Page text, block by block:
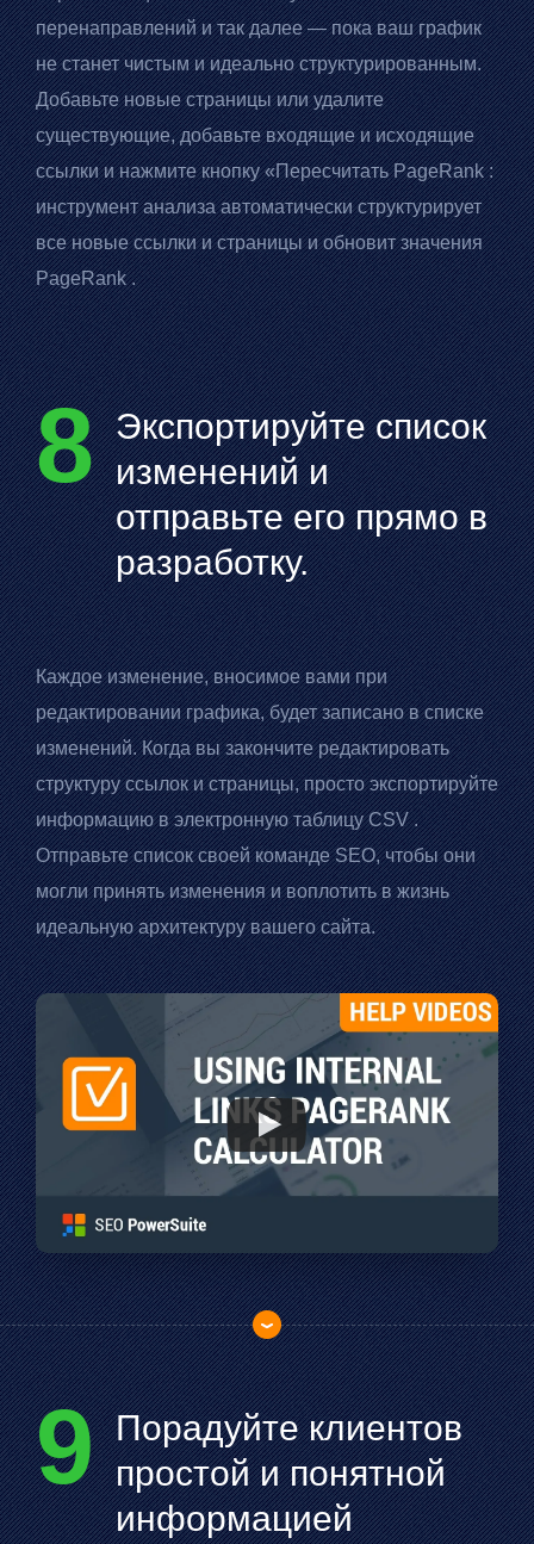
перенаправлений и так далее — пока ваш график
не станет чистым и идеально структурированным.
Добавьте новые страницы или удалите
существующие, добавьте входящие и исходящие
ссылки и нажмите кнопку «ПересчитатьPageRank:
инструмент анализа автоматически структурирует
все новые ссылки и страницы и обновит значения
PageRank.
8 Экспортируйте список
изменений и
отправьте его прямо в
разработку.
Каждое изменение, вносимое вами при
редактировании графика, будет записано в списке
изменений. Когда вы закончите редактировать
структуру ссылок и страницы, просто экспортируйте
информацию в электронную таблицуCSV.
Отправьте список своей команде SEO, чтобы они
могли принять изменения и воплотить в жизнь
идеальную архитектуру вашего сайта.
9 Порадуйте клиентов
простой и понятной
информацией